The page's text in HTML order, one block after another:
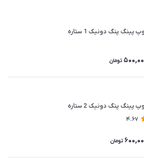
پینگ پنگ دونیک 1 ستاره
تومان
پینگ پنگ دونیک 2 ستاره
4.67
تومان